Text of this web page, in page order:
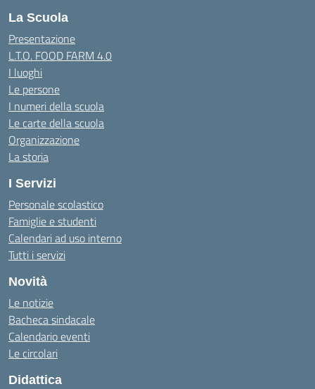
La Scuola
Presentazione
L.T.O. FOOD FARM 4.0
I luoghi
Le persone
I numeri della scuola
Le carte della scuola
Organizzazione
La storia
I Servizi
Personale scolastico
Famiglie e studenti
Calendari ad uso interno
Tutti i servizi
Novità
Le notizie
Bacheca sindacale
Calendario eventi
Le circolari
Didattica